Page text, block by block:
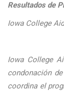
Resultados de
Iowa College
Iowa College
condonación
coordina el